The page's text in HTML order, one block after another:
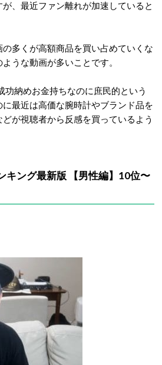
、最近ファン離れが加速していると
多くが高額商品を買い占めていくな
うな動画が多いことです。
功納めお金持ちなのに庶民的という
最近は高価な腕時計やブランド品を
が視聴者から反感を買っているよう
キング最新版 【男性編】 10位〜